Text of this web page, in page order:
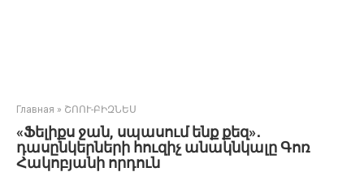
Главная » ՇՈՈՒ-ԲԻԶՆԵՍ
«Ֆելիքս ջան, սպասում ենք քեզ»․
դասընկերների հուզիչ անակնկալը Գոռ
Հակոբյանի որդուն